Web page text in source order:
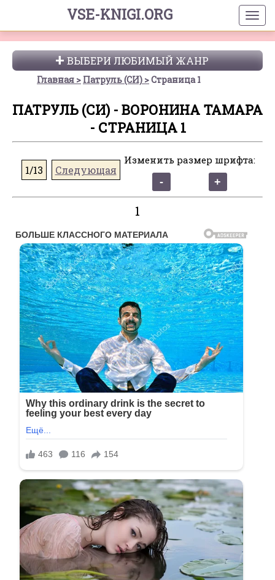
VSE-KNIGI.ORG
ВЫБЕРИ ЛЮБИМЫЙ ЖАНР
Главная Патруль (СИ) Страница 1
ПАТРУЛЬ (СИ) - ВОРОНИНА ТАМАРА
- СТРАНИЦА 1
1/13 Следующая
Изменить размер шрифта:
1